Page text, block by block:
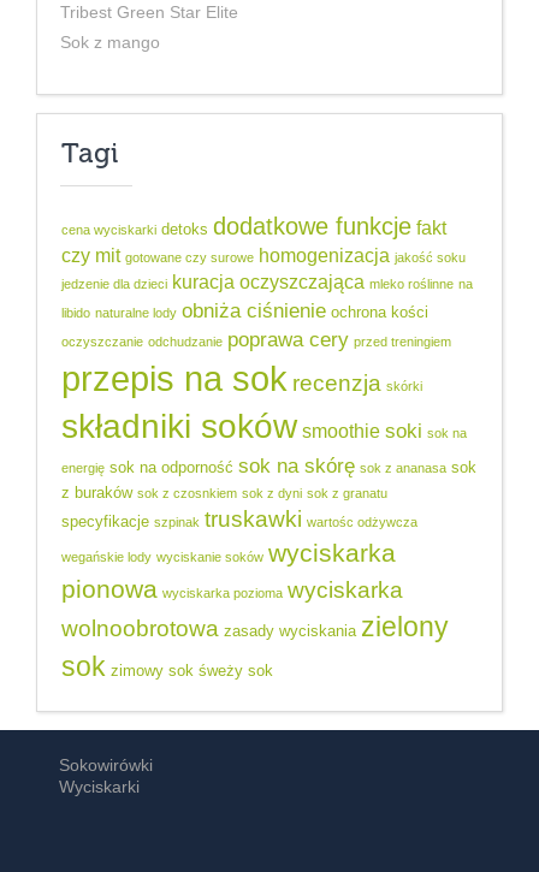
Tribest Green Star Elite
Sok z mango
Tagi
cena wyciskarki detoks dodatkowe funkcje fakt
czy mit gotowane czy surowe homogenizacja jakość soku
jedzenie dla dzieci kuracja oczyszczająca mleko roślinne na
libido naturalne lody obniża ciśnienie ochrona kości
oczyszczanie odchudzanie poprawa cery przed treningiem
przepis na sok recenzja skórki
składniki soków smoothie soki sok na
energię sok na odporność sok na skórę sok z ananasa sok
z buraków sok z czosnkiem sok z dyni sok z granatu
specyfikacje szpinak truskawki wartośc odżywcza
wegańskie lody wyciskanie soków wyciskarka
pionowa wyciskarka pozioma wyciskarka
wolnoobrotowa zasady wyciskania zielony
sok zimowy sok śweży sok
Sokowirówki
Wyciskarki